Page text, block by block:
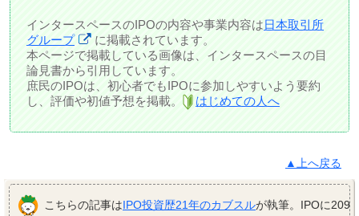
インタースペースのIPOの内容や事業内容は日本取引所
グループ
に掲載されています。
本ページで掲載している画像は、インタースペースの目
論見書から引用しています。
庶民のIPOは、初心者でもIPOに参加しやすいよう要約
し、評価や初値予想を掲載。
はじめての人へ
▲上へ戻る
こちらの記事はIPO投資歴21年のカブスルが執筆。IPOに209